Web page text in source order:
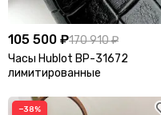
105 500 ₽170 910 ₽
Часы Hublot BP-31672
лимитированные
−38%